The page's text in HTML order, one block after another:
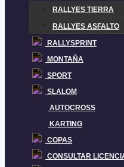
RALLYES TIERRA
RALLYES ASFALTO
RALLYSPRINT
MONTAÑA
SPORT
SLALOM
AUTOCROSS
KARTING
COPAS
CONSULTAR